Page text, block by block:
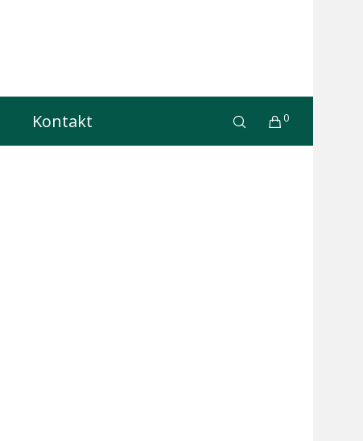
0
Kontakt